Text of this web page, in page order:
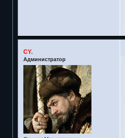
CY.
Администратор